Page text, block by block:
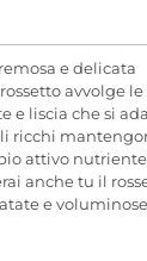
e delicata
avvolge le
e liscia che si
ricchi
attivo nutriente
anche tu il
e